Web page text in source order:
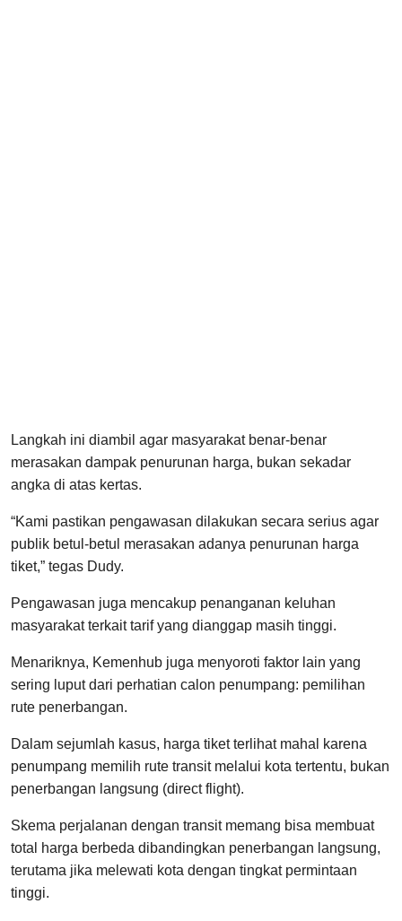
Langkah ini diambil agar masyarakat benar-benar
merasakan dampak penurunan harga, bukan sekadar
angka di atas kertas.
“Kami pastikan pengawasan dilakukan secara serius agar
publik betul-betul merasakan adanya penurunan harga
tiket,” tegas Dudy.
Pengawasan juga mencakup penanganan keluhan
masyarakat terkait tarif yang dianggap masih tinggi.
Menariknya, Kemenhub juga menyoroti faktor lain yang
sering luput dari perhatian calon penumpang: pemilihan
rute penerbangan.
Dalam sejumlah kasus, harga tiket terlihat mahal karena
penumpang memilih rute transit melalui kota tertentu, bukan
penerbangan langsung (direct flight).
Skema perjalanan dengan transit memang bisa membuat
total harga berbeda dibandingkan penerbangan langsung,
terutama jika melewati kota dengan tingkat permintaan
tinggi.